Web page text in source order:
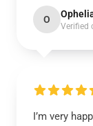
O
Verified
I’m very